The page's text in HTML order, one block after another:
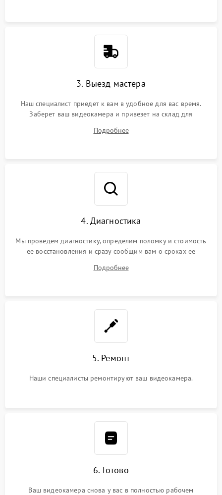
3. Выезд мастера
Наш специалист приедет к вам в удобное для вас время.
Заберет ваш видеокамера и привезет на склад для
Подробнее
4. Диагностика
Мы проведем диагностику, определим поломку и стоимость
ее восстановления и сразу сообщим вам о сроках ее
Подробнее
5. Ремонт
Наши специалисты ремонтируют ваш видеокамера.
6. Готово
Ваш видеокамера снова у вас в полностью рабочем